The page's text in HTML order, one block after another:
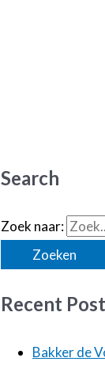
Search
Zoek naar:
Recent
Bakker de